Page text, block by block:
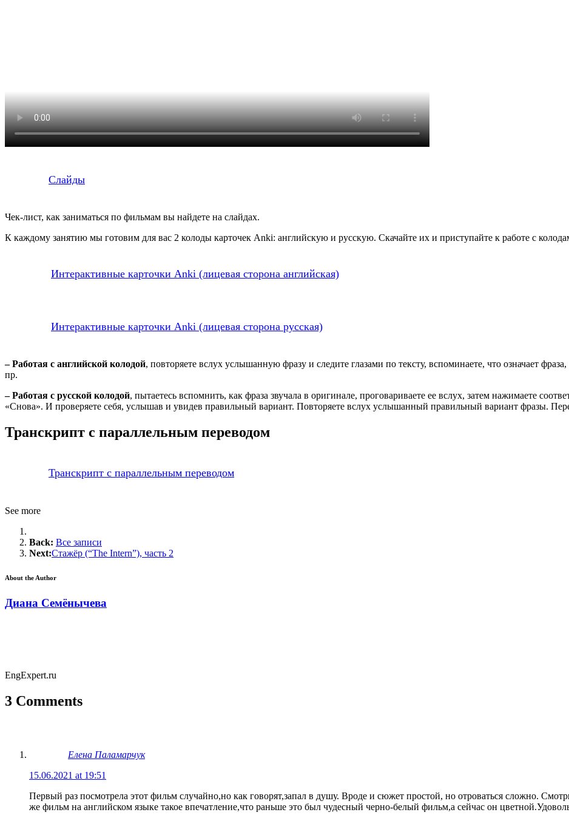
Слайды
Чек-лист, как заниматься по фильмам вы найдете на слайдах.
К каждому занятию мы готовим для вас 2 колоды карточек Anki: английскую и русскую. Скачайте их и приступайте к работе с
Интерактивные карточки Anki (лицевая сторона английская)
Интерактивные карточки Anki (лицевая сторона русская)
– Работая с английской колодой, повторяете вслух услышанную фразу и следите глазами по тексту, вспоминаете, что означает
пр.
– Работая с русской колодой, пытаетесь вспомнить, как фраза звучала в оригинале, проговариваете ее вслух, затем нажимаете
«Снова». И проверяете себя, услышав и увидев правильный вариант. Повторяете вслух услышанный правильный вариант фразы.
Транскрипт с параллельным переводом
Транскрипт с параллельным переводом
See more
Back: Все записи
Next:Стажёр (“The Intern”), часть 2
About the Author
Диана Семёнычева
EngExpert.ru
3 Comments
Елена Паламарчук
15.06.2021 at 19:51
Первый раз посмотрела этот фильм случайно,но как говорят,запал в душу. Вроде и сюжет простой, но отроваться сложно.
же фильм на английском языке такое впечатление,что раньше это был чудесный черно-белый фильм,а сейчас он